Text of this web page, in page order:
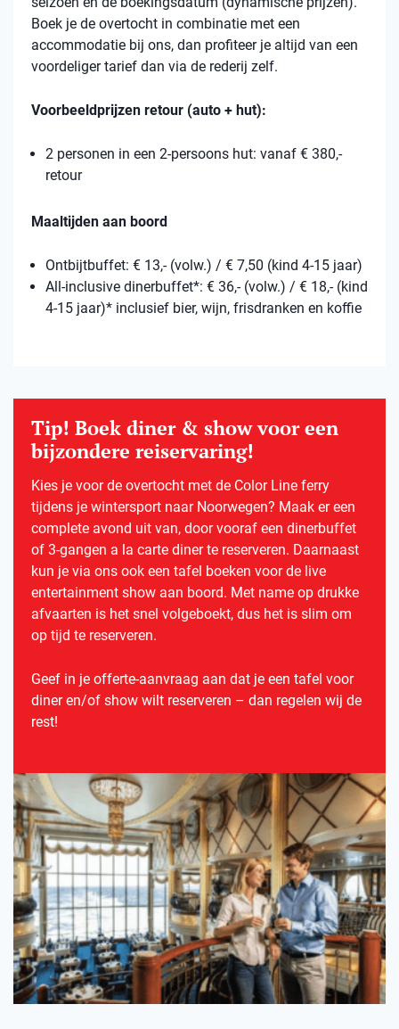
Boek je de overtocht in combinatie met een
accommodatie bij ons, dan profiteer je altijd van een
voordeliger tarief dan via de rederij zelf.
Voorbeeldprijzen retour (auto + hut):
2 personen in een 2-persoons hut: vanaf € 380,-
retour
Maaltijden aan boord
Ontbijtbuffet: € 13,- (volw.) / € 7,50 (kind 4-15 jaar)
All-inclusive dinerbuffet*: € 36,- (volw.) / € 18,- (kind
4-15 jaar)* inclusief bier, wijn, frisdranken en koffie
Tip! Boek diner & show voor een
bijzondere reiservaring!
Kies je voor de overtocht met de Color Line ferry
tijdens je wintersport naar Noorwegen? Maak er een
complete avond uit van, door vooraf een dinerbuffet
of 3-gangen a la carte diner te reserveren. Daarnaast
kun je via ons ook een tafel boeken voor de live
entertainment show aan boord. Met name op drukke
afvaarten is het snel volgeboekt, dus het is slim om
op tijd te reserveren.
Geef in je offerte-aanvraag aan dat je een tafel voor
diner en/of show wilt reserveren – dan regelen wij de
rest!